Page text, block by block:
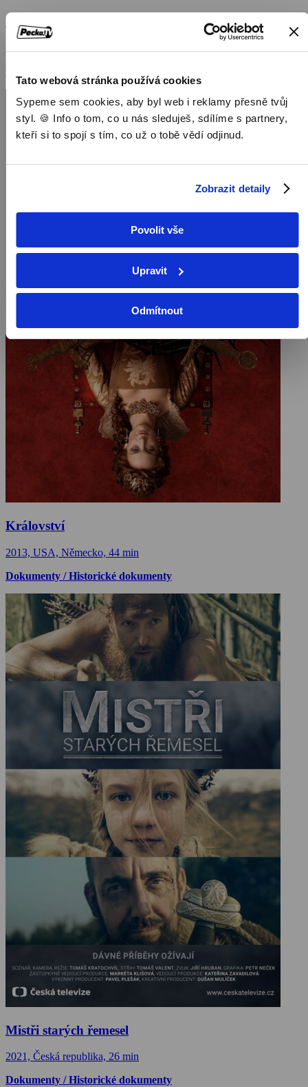
Tato webová stránka používá cookies
Sypeme sem cookies, aby byl web i reklamy přesně tvůj
styl. 🍪 Info o tom, co u nás sleduješ, sdílíme s partnery,
kteří si to spojí s tím, co už o tobě vědí odjinud.
Zobrazit detaily
Povolit vše
Upravit
Odmítnout
Alexander Veliký
2004, Velká Británie, USA, Německo, Francie, 167 min
Dokumenty / Historické dokumenty
Království
2013, USA, Německo, 44 min
Dokumenty / Historické dokumenty
Mistři starých řemesel
2021, Česká republika, 26 min
Dokumenty / Historické dokumenty